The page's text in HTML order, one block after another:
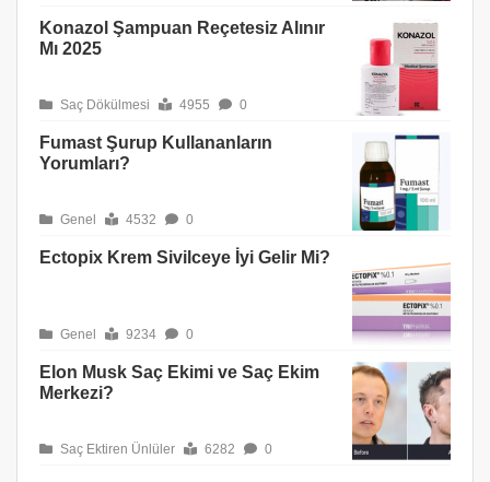
Konazol Şampuan Reçetesiz Alınır
Mı 2025
Saç Dökülmesi 4955 0
Fumast Şurup Kullananların
Yorumları?
Genel 4532 0
Ectopix Krem Sivilceye İyi Gelir Mi?
Genel 9234 0
Elon Musk Saç Ekimi ve Saç Ekim
Merkezi?
Saç Ektiren Ünlüler 6282 0